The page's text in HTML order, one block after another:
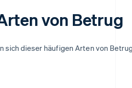
von Betrug
sich dieser häufigen Arten von